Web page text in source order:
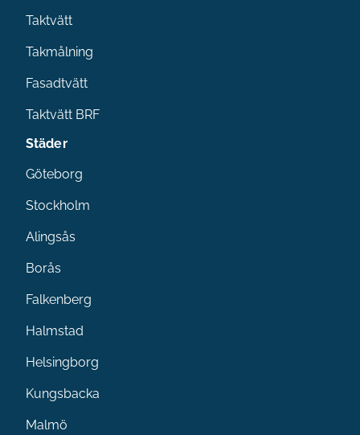
Taktvätt
Takmålning
Fasadtvätt
Taktvätt BRF
Städer
Göteborg
Stockholm
Alingsås
Borås
Falkenberg
Halmstad
Helsingborg
Kungsbacka
Malmö